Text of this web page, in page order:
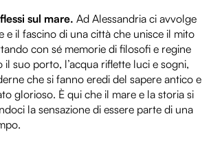
sul mare. Ad Alessandria ci avvolge
e il fascino di una città che unisce il mito
con sé memorie di filosofi e regine
il suo porto, l’acqua riflette luci e sogni,
che si fanno eredi del sapere antico e
glorioso. È qui che il mare e la storia si
la sensazione di essere parte di una